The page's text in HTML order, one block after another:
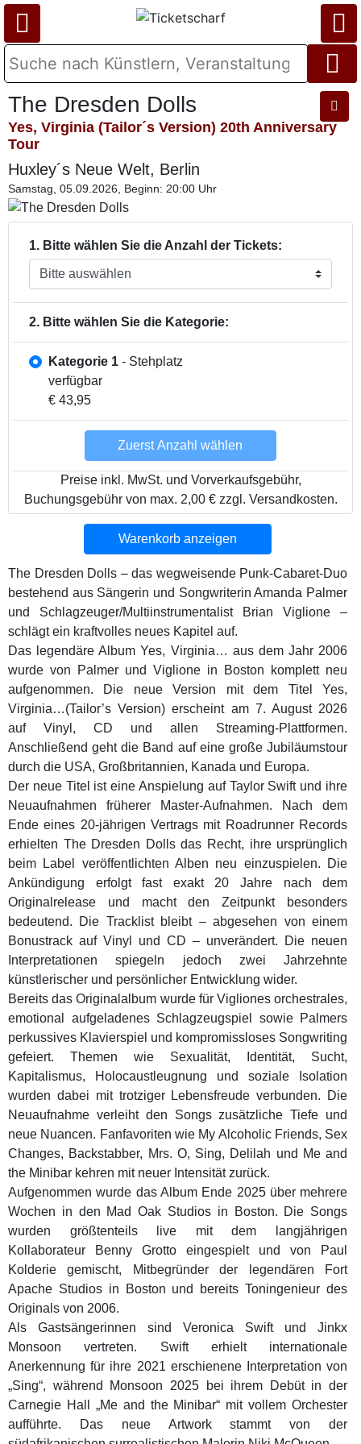
The Dresden Dolls
Yes, Virginia (Tailor´s Version) 20th Anniversary
Tour
Huxley´s Neue Welt, Berlin
Samstag, 05.09.2026, Beginn: 20:00 Uhr
1. Bitte wählen Sie die Anzahl der Tickets:
2. Bitte wählen Sie die Kategorie:
Kategorie 1 - Stehplatz
verfügbar
€ 43,95
Zuerst Anzahl wählen
Preise inkl. MwSt. und Vorverkaufsgebühr,
Buchungsgebühr von max. 2,00 € zzgl. Versandkosten.
Warenkorb anzeigen
The Dresden Dolls – das wegweisende Punk-Cabaret-Duo
bestehend aus Sängerin und Songwriterin Amanda Palmer
und Schlagzeuger/Multiinstrumentalist Brian Viglione –
schlägt ein kraftvolles neues Kapitel auf.
Das legendäre Album Yes, Virginia… aus dem Jahr 2006
wurde von Palmer und Viglione in Boston komplett neu
aufgenommen. Die neue Version mit dem Titel Yes,
Virginia…(Tailor’s Version) erscheint am 7. August 2026
auf Vinyl, CD und allen Streaming-Plattformen.
Anschließend geht die Band auf eine große Jubiläumstour
durch die USA, Großbritannien, Kanada und Europa.
Der neue Titel ist eine Anspielung auf Taylor Swift und ihre
Neuaufnahmen früherer Master-Aufnahmen. Nach dem
Ende eines 20-jährigen Vertrags mit Roadrunner Records
erhielten The Dresden Dolls das Recht, ihre ursprünglich
beim Label veröffentlichten Alben neu einzuspielen. Die
Ankündigung erfolgt fast exakt 20 Jahre nach dem
Originalrelease und macht den Zeitpunkt besonders
bedeutend. Die Tracklist bleibt – abgesehen von einem
Bonustrack auf Vinyl und CD – unverändert. Die neuen
Interpretationen spiegeln jedoch zwei Jahrzehnte
künstlerischer und persönlicher Entwicklung wider.
Bereits das Originalalbum wurde für Vigliones orchestrales,
emotional aufgeladenes Schlagzeugspiel sowie Palmers
perkussives Klavierspiel und kompromissloses Songwriting
gefeiert. Themen wie Sexualität, Identität, Sucht,
Kapitalismus, Holocaustleugnung und soziale Isolation
wurden dabei mit trotziger Lebensfreude verbunden. Die
Neuaufnahme verleiht den Songs zusätzliche Tiefe und
neue Nuancen. Fanfavoriten wie My Alcoholic Friends, Sex
Changes, Backstabber, Mrs. O, Sing, Delilah und Me and
the Minibar kehren mit neuer Intensität zurück.
Aufgenommen wurde das Album Ende 2025 über mehrere
Wochen in den Mad Oak Studios in Boston. Die Songs
wurden größtenteils live mit dem langjährigen
Kollaborateur Benny Grotto eingespielt und von Paul
Kolderie gemischt, Mitbegründer der legendären Fort
Apache Studios in Boston und bereits Toningenieur des
Originals von 2006.
Als Gastsängerinnen sind Veronica Swift und Jinkx
Monsoon vertreten. Swift erhielt internationale
Anerkennung für ihre 2021 erschienene Interpretation von
„Sing“, während Monsoon 2025 bei ihrem Debüt in der
Carnegie Hall „Me and the Minibar“ mit vollem Orchester
aufführte. Das neue Artwork stammt von der